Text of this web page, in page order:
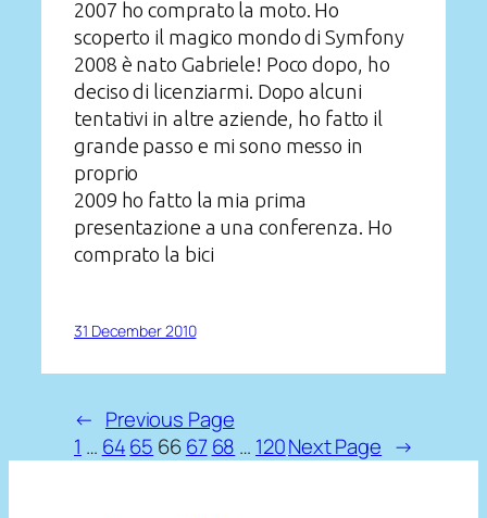
2007 ho comprato la moto. Ho
scoperto il magico mondo di Symfony
2008 è nato Gabriele! Poco dopo, ho
deciso di licenziarmi. Dopo alcuni
tentativi in altre aziende, ho fatto il
grande passo e mi sono messo in
proprio
2009 ho fatto la mia prima
presentazione a una conferenza. Ho
comprato la bici
31 December 2010
← Previous Page
1 … 6465 6667 68 … 120Next Page →